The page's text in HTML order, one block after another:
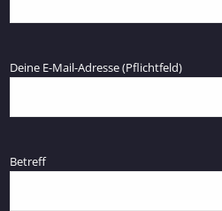
Deine E-Mail-Adresse (Pflichtfeld)
Betreff